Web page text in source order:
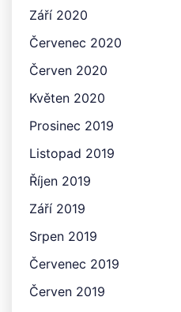
Září 2020
Červenec 2020
Červen 2020
Květen 2020
Prosinec 2019
Listopad 2019
Říjen 2019
Září 2019
Srpen 2019
Červenec 2019
Červen 2019